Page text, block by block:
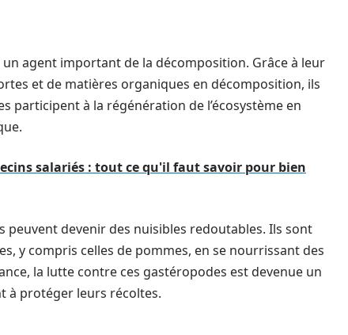
un agent important de la décomposition. Grâce à leur
et de matières organiques en décomposition, ils
participent à la régénération de l’écosystème en
salariés : tout ce qu'il faut savoir pour bien
peuvent devenir des nuisibles redoutables. Ils sont
y compris celles de pommes, en se nourrissant des
la lutte contre ces gastéropodes est devenue un
à protéger leurs récoltes.